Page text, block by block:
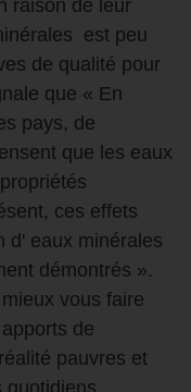
raison de leur
est peu
de qualité pour
que « En
pays, de
que les eaux
ces effets
d' eaux minérales
démontrés ».
vous faire
de
pauvres et
quotidiens.